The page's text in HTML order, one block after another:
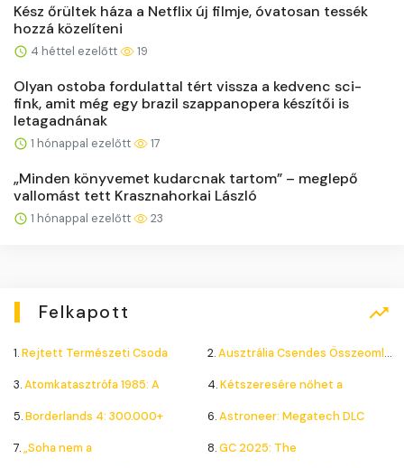
Kész őrültek háza a Netflix új filmje, óvatosan tessék
hozzá közelíteni
4 héttel ezelőtt 19
Olyan ostoba fordulattal tért vissza a kedvenc sci-
fink, amit még egy brazil szappanopera készítői is
letagadnának
1 hónappal ezelőtt 17
„Minden könyvemet kudarcnak tartom” – meglepő
vallomást tett Krasznahorkai László
1 hónappal ezelőtt 23
Felkapott
1.Rejtett Természeti Csoda 2.Ausztrália Csendes Összeomlása
3.Atomkatasztrófa 1985: A 4.Kétszeresére nőhet a
5.Borderlands 4: 300.000+ 6.Astroneer: Megatech DLC
7.„Soha nem a 8.GC 2025: The